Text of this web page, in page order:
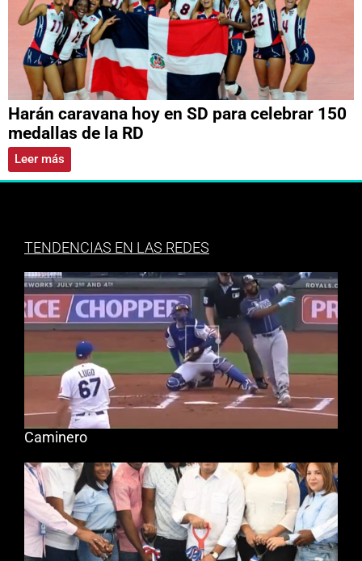
Harán caravana hoy en SD para celebrar 150
medallas de la RD
Leer más
TENDENCIAS EN LAS REDES
Caminero